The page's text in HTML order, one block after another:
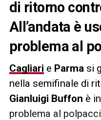
di ritorno
All’andata è
problema al
Cagliari e Parma si
nella semifinale di
Gianluigi Buffon è
problema al